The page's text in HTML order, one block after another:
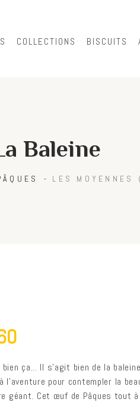
contentCOLLECTIONS BISCUITS
Baleine
LES
ça... Il s'agit bien de la
l'aventure pour contempler la
géant. Cet œuf de Pâques tout